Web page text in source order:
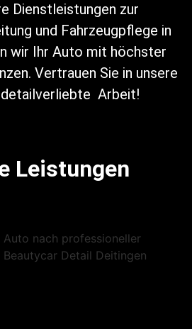
Dienstleistungen zur
und Fahrzeugpflege in
wir Ihr Auto mit höchster
Vertrauen Sie in unsere
detailverliebte Arbeit!
Leistungen